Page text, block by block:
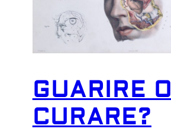
GUARIRE O
CURARE?